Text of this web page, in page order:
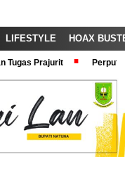
LIFESTYLE HOAX
Tugas Prajurit